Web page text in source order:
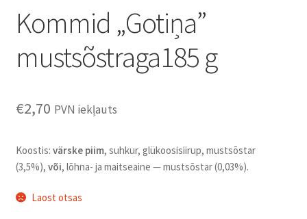
Kommid „Gotiņa”
mustsõstraga185 g
€2,70 PVN iekļauts
Koostis: värske piim, suhkur, glükoosisiirup, mustsõstar
(3,5%), või, lõhna- ja maitseaine — mustsõstar (0,03%).
Laost otsas